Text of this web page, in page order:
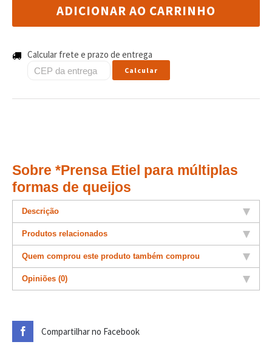
ADICIONAR AO CARRINHO
Calcular frete e prazo de entrega
Calcular
Sobre *Prensa Etiel para múltiplas
formas de queijos
Descrição
Produtos relacionados
Quem comprou este produto também comprou
Opiniões (0)
Compartilhar no Facebook